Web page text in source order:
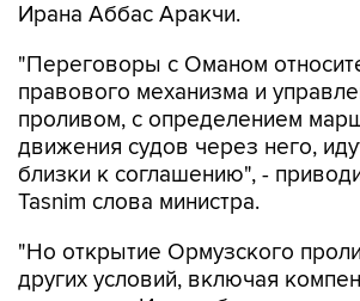
"Переговоры с Оманом
проливом, с определением
движения судов через него,
близки к соглашению", -
Tasnim слова министра.
"Но открытие Ормузского
нарушения Исламабадского
стороны США", - продолжил